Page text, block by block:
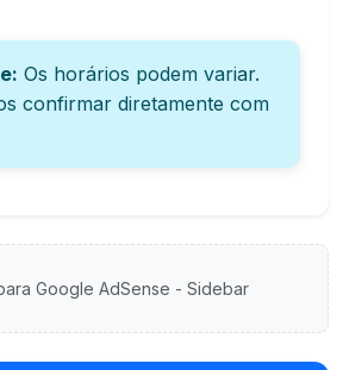
Os horários podem variar.
confirmar diretamente com
Google AdSense - Sidebar